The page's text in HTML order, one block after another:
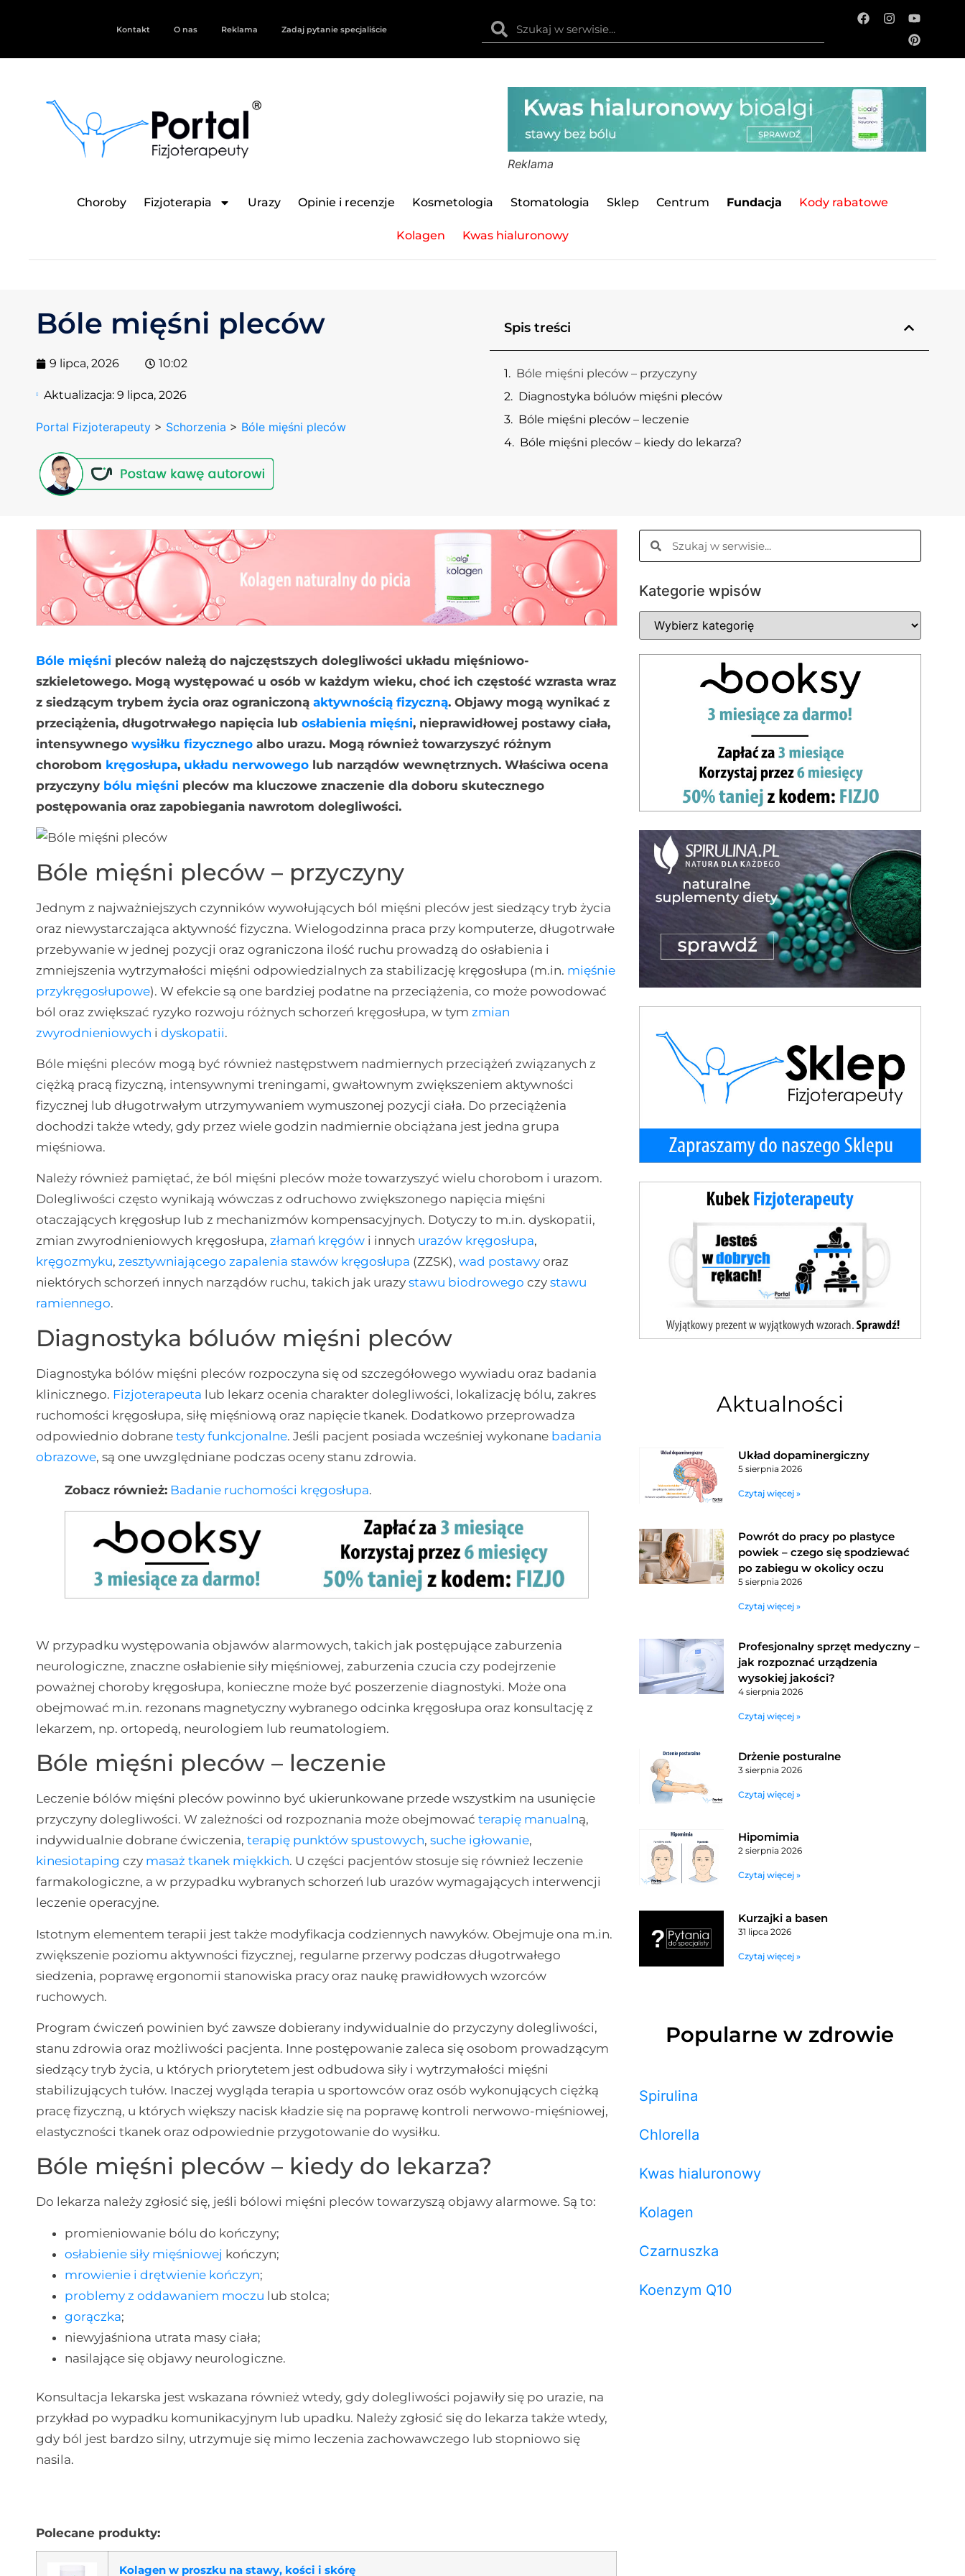
Kontakt O nas Reklama Zadaj pytanie specjaliście
Reklama
Choroby Fizjoterapia Urazy Opinie i recenzje Kosmetologia Stomatologia Sklep Centrum Fundacja Kody rabatowe
Kolagen Kwas hialuronowy
Bóle mięśni pleców
9 lipca, 2026 10:02
Aktualizacja:9 lipca, 2026
Portal Fizjoterapeuty > Schorzenia > Bóle mięśni pleców
Spis treści
Bóle mięśni pleców – przyczyny
Diagnostyka bóluów mięśni pleców
Bóle mięśni pleców – leczenie
Bóle mięśni pleców – kiedy do lekarza?
Bóle mięśni pleców należą do najczęstszych dolegliwości układu mięśniowo-
szkieletowego. Mogą występować u osób w każdym wieku, choć ich częstość wzrasta wraz
z siedzącym trybem życia oraz ograniczonąaktywnością fizyczną. Objawy mogą wynikać z
przeciążenia, długotrwałego napięcia lubosłabienia mięśni, nieprawidłowej postawy ciała,
intensywnegowysiłku fizycznego albo urazu. Mogą również towarzyszyć różnym
chorobom kręgosłupa, układu nerwowego lub narządów wewnętrznych. Właściwa ocena
przyczyny bólu mięśni pleców ma kluczowe znaczenie dla doboru skutecznego
postępowania oraz zapobiegania nawrotom dolegliwości.
Bóle mięśni pleców – przyczyny
Jednym z najważniejszych czynników wywołujących ból mięśni pleców jest siedzący tryb życia
oraz niewystarczająca aktywność fizyczna. Wielogodzinna praca przy komputerze, długotrwałe
przebywanie w jednej pozycji oraz ograniczona ilość ruchu prowadzą do osłabienia i
zmniejszenia wytrzymałości mięśni odpowiedzialnych za stabilizację kręgosłupa (m.in. mięśnie
przykręgosłupowe). W efekcie są one bardziej podatne na przeciążenia, co może powodować
ból oraz zwiększać ryzyko rozwoju różnych schorzeń kręgosłupa, w tymzmian
zwyrodnieniowych idyskopatii.
Bóle mięśni pleców mogą być również następstwem nadmiernych przeciążeń związanych z
ciężką pracą fizyczną, intensywnymi treningami, gwałtownym zwiększeniem aktywności
fizycznej lub długotrwałym utrzymywaniem wymuszonej pozycji ciała. Do przeciążenia
dochodzi także wtedy, gdy przez wiele godzin nadmiernie obciążana jest jedna grupa
mięśniowa.
Należy również pamiętać, że ból mięśni pleców może towarzyszyć wielu chorobom i urazom.
Dolegliwości często wynikają wówczas z odruchowo zwiększonego napięcia mięśni
otaczających kręgosłup lub z mechanizmów kompensacyjnych. Dotyczy to m.in. dyskopatii,
zmian zwyrodnieniowych kręgosłupa,złamań kręgów i innych urazów kręgosłupa,
kręgozmyku,zesztywniającego zapalenia stawów kręgosłupa (ZZSK),wad postawy oraz
niektórych schorzeń innych narządów ruchu, takich jak urazystawu biodrowego czystawu
ramiennego.
Diagnostyka bóluów mięśni pleców
Diagnostyka bólów mięśni pleców rozpoczyna się od szczegółowego wywiadu oraz badania
klinicznego. Fizjoterapeuta lub lekarz ocenia charakter dolegliwości, lokalizację bólu, zakres
ruchomości kręgosłupa, siłę mięśniową oraz napięcie tkanek. Dodatkowo przeprowadza
odpowiednio dobranetesty funkcjonalne. Jeśli pacjent posiada wcześniej wykonane badania
obrazowe, są one uwzględniane podczas oceny stanu zdrowia.
Zobacz również: Badanie ruchomości kręgosłupa.
W przypadku występowania objawów alarmowych, takich jak postępujące zaburzenia
neurologiczne, znaczne osłabienie siły mięśniowej, zaburzenia czucia czy podejrzenie
poważnej choroby kręgosłupa, konieczne może być poszerzenie diagnostyki. Może ona
obejmować m.in. rezonans magnetyczny wybranego odcinka kręgosłupa oraz konsultację z
lekarzem, np. ortopedą, neurologiem lub reumatologiem.
Bóle mięśni pleców – leczenie
Leczenie bólów mięśni pleców powinno być ukierunkowane przede wszystkim na usunięcie
przyczyny dolegliwości. W zależności od rozpoznania może obejmowaćterapię manualną,
indywidualnie dobrane ćwiczenia,terapię punktów spustowych,suche igłowanie,
kinesiotaping czy masaż tkanek miękkich. U części pacjentów stosuje się również leczenie
farmakologiczne, a w przypadku wybranych schorzeń lub urazów wymagających interwencji
leczenie operacyjne.
Istotnym elementem terapii jest także modyfikacja codziennych nawyków. Obejmuje ona m.in.
zwiększenie poziomu aktywności fizycznej, regularne przerwy podczas długotrwałego
siedzenia, poprawę ergonomii stanowiska pracy oraz naukę prawidłowych wzorców
ruchowych.
Program ćwiczeń powinien być zawsze dobierany indywidualnie do przyczyny dolegliwości,
stanu zdrowia oraz możliwości pacjenta. Inne postępowanie zaleca się osobom prowadzącym
siedzący tryb życia, u których priorytetem jest odbudowa siły i wytrzymałości mięśni
stabilizujących tułów. Inaczej wygląda terapia u sportowców oraz osób wykonujących ciężką
pracę fizyczną, u których większy nacisk kładzie się na poprawę kontroli nerwowo-mięśniowej,
elastyczności tkanek oraz odpowiednie przygotowanie do wysiłku.
Bóle mięśni pleców – kiedy do lekarza?
Do lekarza należy zgłosić się, jeśli bólowi mięśni pleców towarzyszą objawy alarmowe. Są to:
promieniowanie bólu do kończyny;
osłabienie siły mięśniowej kończyn;
mrowienie i drętwienie kończyn;
problemy z oddawaniem moczu lub stolca;
gorączka;
niewyjaśniona utrata masy ciała;
nasilające się objawy neurologiczne.
Konsultacja lekarska jest wskazana również wtedy, gdy dolegliwości pojawiły się po urazie, na
przykład po wypadku komunikacyjnym lub upadku. Należy zgłosić się do lekarza także wtedy,
gdy ból jest bardzo silny, utrzymuje się mimo leczenia zachowawczego lub stopniowo się
nasila.
Polecane produkty:
Kolagen w proszku na stawy, kości i skórę
Kategorie wpisów
Aktualności
Układ dopaminergiczny
5 sierpnia 2026
Czytaj więcej »
Powrót do pracy po plastyce
powiek – czego się spodziewać
po zabiegu w okolicy oczu
5 sierpnia 2026
Czytaj więcej »
Profesjonalny sprzęt medyczny –
jak rozpoznać urządzenia
wysokiej jakości?
4 sierpnia 2026
Czytaj więcej »
Drżenie posturalne
3 sierpnia 2026
Czytaj więcej »
Hipomimia
2 sierpnia 2026
Czytaj więcej »
Kurzajki a basen
31 lipca 2026
Czytaj więcej »
Popularne w zdrowie
Spirulina
Chlorella
Kwas hialuronowy
Kolagen
Czarnuszka
Koenzym Q10